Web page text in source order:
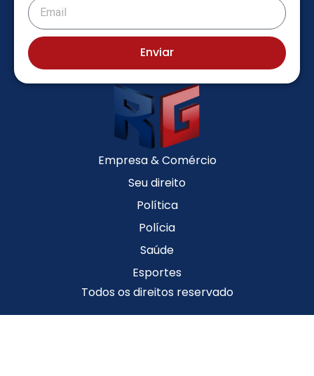
Enviar
Empresa & Comércio
Seu direito
Política
Polícia
Saúde
Esportes
Todos os direitos reservado